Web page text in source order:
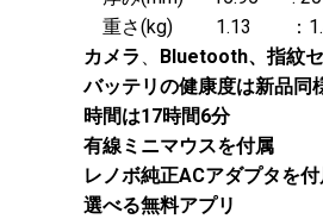
重さ(kg) 1.13 ：
カメラ 、
Bluetooth、指紋
バッテリの健康度は新品同
時間は17時間6分
有線ミニマウスを付属
レノボ純正ACアダプタを
選べる無料アプリ